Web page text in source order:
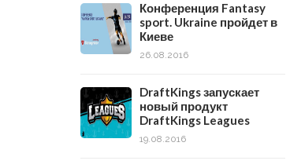
Конференция Fantasy
sport. Ukraine пройдет в
Киеве
26.08.2016
DraftKings запускает
новый продукт
DraftKings Leagues
19.08.2016